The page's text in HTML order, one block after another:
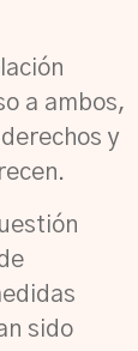
a ambos,
y
sido